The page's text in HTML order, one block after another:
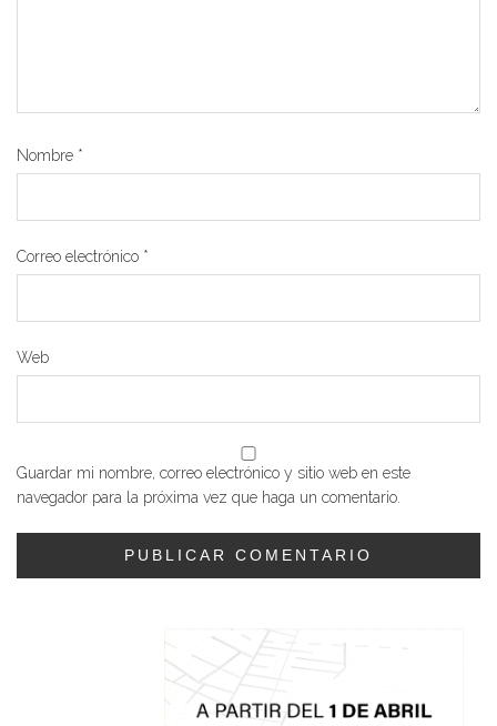
Nombre *
Correo electrónico *
Web
Guardar mi nombre, correo electrónico y sitio web en este
navegador para la próxima vez que haga un comentario.